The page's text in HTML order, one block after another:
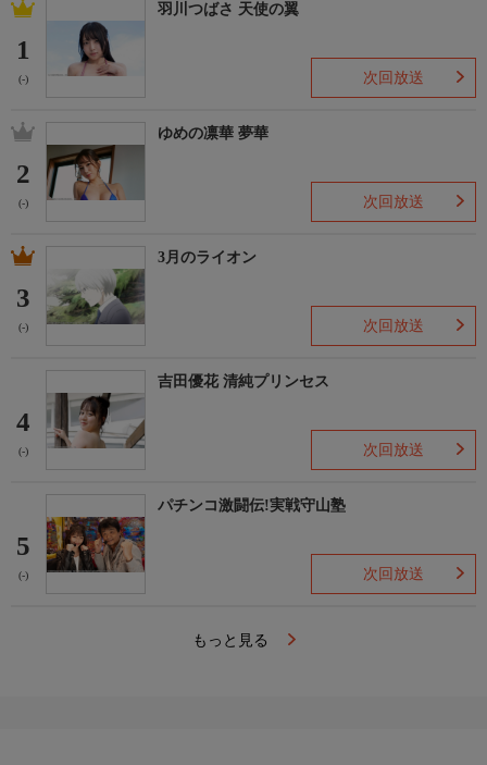
1
(-)
羽川つばさ 天使の翼
次回放送
2
(-)
ゆめの凛華 夢華
次回放送
3
(-)
3月のライオン
次回放送
4
(-)
吉田優花 清純プリンセス
次回放送
5
(-)
パチンコ激闘伝!実戦守山塾
次回放送
もっと見る